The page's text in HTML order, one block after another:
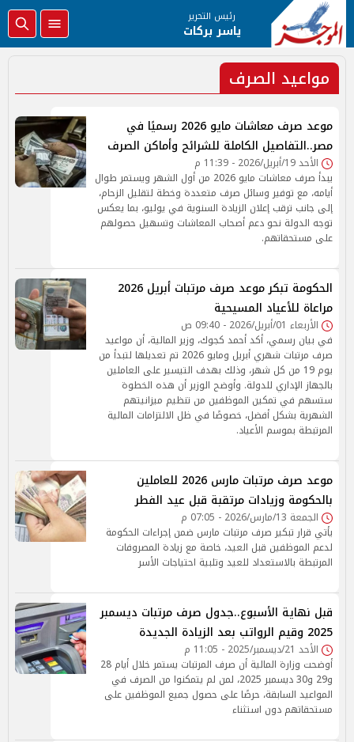
رئيس التحرير
ياسر بركات
مواعيد الصرف
موعد صرف معاشات مايو 2026 رسميًا في
مصر..التفاصيل الكاملة للشرائح وأماكن الصرف
الأحد 19/أبريل/2026 - 11:39 م
يبدأ صرف معاشات مايو 2026 من أول الشهر ويستمر طوال
أيامه، مع توفير وسائل صرف متعددة وخطة لتقليل الزحام،
إلى جانب ترقب إعلان الزيادة السنوية في يوليو، بما يعكس
توجه الدولة نحو دعم أصحاب المعاشات وتسهيل حصولهم
على مستحقاتهم.
الحكومة تبكر موعد صرف مرتبات أبريل 2026
مراعاة للأعياد المسيحية
الأربعاء 01/أبريل/2026 - 09:40 ص
في بيان رسمي، أكد أحمد كجوك، وزير المالية، أن مواعيد
صرف مرتبات شهري أبريل ومايو 2026 تم تعديلها لتبدأ من
يوم 19 من كل شهر، وذلك بهدف التيسير على العاملين
بالجهاز الإداري للدولة. وأوضح الوزير أن هذه الخطوة
ستسهم في تمكين الموظفين من تنظيم ميزانيتهم
الشهرية بشكل أفضل، خصوصًا في ظل الالتزامات المالية
المرتبطة بموسم الأعياد.
موعد صرف مرتبات مارس 2026 للعاملين
بالحكومة وزيادات مرتقبة قبل عيد الفطر
الجمعة 13/مارس/2026 - 07:05 م
يأتي قرار تبكير صرف مرتبات مارس ضمن إجراءات الحكومة
لدعم الموظفين قبل العيد، خاصة مع زيادة المصروفات
المرتبطة بالاستعداد للعيد وتلبية احتياجات الأسر
قبل نهاية الأسبوع..جدول صرف مرتبات ديسمبر
2025 وقيم الرواتب بعد الزيادة الجديدة
الأحد 21/ديسمبر/2025 - 11:05 م
أوضحت وزارة المالية أن صرف المرتبات يستمر خلال أيام 28
و29 و30 ديسمبر 2025، لمن لم يتمكنوا من الصرف في
المواعيد السابقة، حرصًا على حصول جميع الموظفين على
مستحقاتهم دون استثناء